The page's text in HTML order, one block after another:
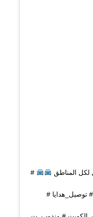
لكل المناطق #
توصيل_هدايا #